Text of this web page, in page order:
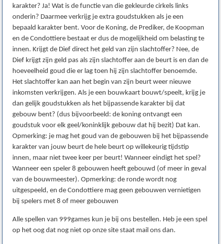
karakter? Ja! Wat is de functie van die gekleurde cirkels links
onderin? Daarmee verkrijg je extra goudstukken als je een
bepaald karakter bent. Voor de Koning, de Prediker, de Koopman
en de Condottiere bestaat er dus de mogelijkheid om belasting te
innen. Krijgt de Dief direct het geld van zijn slachtoffer? Nee, de
Dief krijgt zijn geld pas als zijn slachtoffer aan de beurt is en dan de
hoeveelheid goud die er lag toen hij zijn slachtoffer benoemde.
Het slachtoffer kan aan het begin van zijn beurt weer nieuwe
inkomsten verkrijgen. Als je een bouwkaart bouwt/speelt, krijg je
dan gelijk goudstukken als het bijpassende karakter bij dat
gebouw bent? (dus bijvoorbeeld: de koning ontvangt een
goudstuk voor elk geel/koninklijk gebouw dat hij bezit) Dat kan.
Opmerking: je mag het goud van de gebouwen bij het bijpassende
karakter van jouw beurt de hele beurt op willekeurig tijdstip
innen, maar niet twee keer per beurt! Wanneer eindigt het spel?
Wanneer een speler 8 gebouwen heeft gebouwd (of meer in geval
van de bouwmeester). Opmerking: de ronde wordt nog
uitgespeeld, en de Condottiere mag geen gebouwen vernietigen
bij spelers met 8 of meer gebouwen
Alle spellen van 999games kun je bij ons bestellen. Heb je een spel
op het oog dat nog niet op onze site staat mail ons dan.